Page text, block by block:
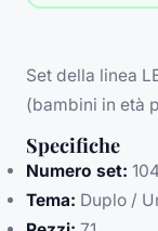
Set della linea
(bambini in età
Specifiche
Numero set:
Tema: Duplo /